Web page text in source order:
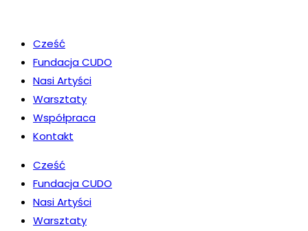
Cześć
Fundacja CUDO
Nasi Artyści
Warsztaty
Współpraca
Kontakt
Cześć
Fundacja CUDO
Nasi Artyści
Warsztaty